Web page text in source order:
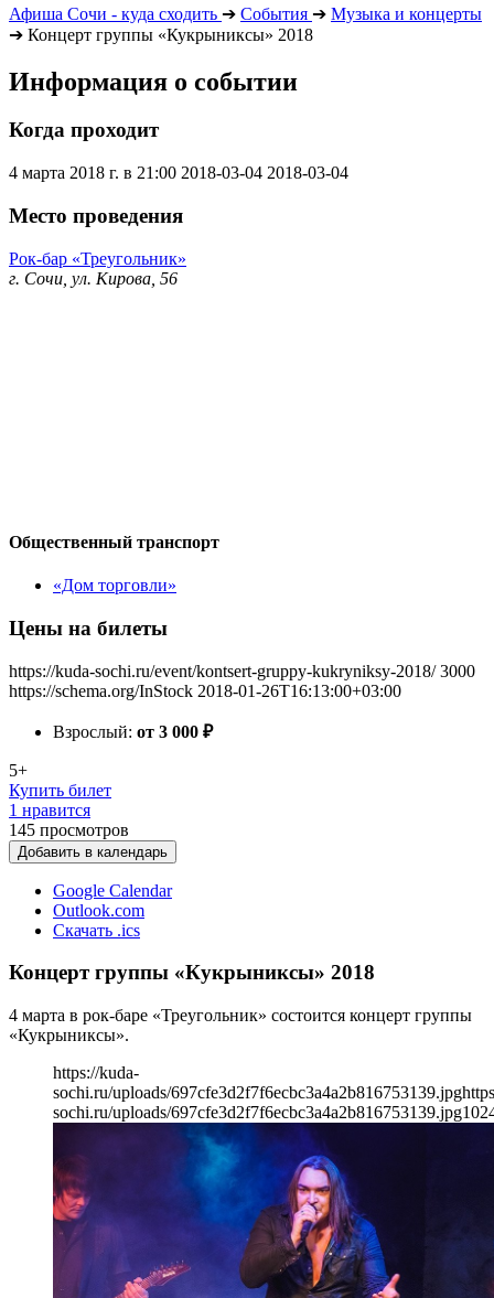
Афиша Сочи - куда сходить ➔ События ➔ Музыка и концерты
➔ Концерт группы «Кукрыниксы» 2018
Информация о событии
Когда проходит
4 марта 2018 г. в 21:00 2018-03-04 2018-03-04
Место проведения
Рок-бар «Треугольник»
г. Сочи, ул. Кирова, 56
Общественный транспорт
«Дом торговли»
Цены на билеты
https://kuda-sochi.ru/event/kontsert-gruppy-kukryniksy-2018/ 3000
https://schema.org/InStock 2018-01-26T16:13:00+03:00
Взрослый: от 3 000 ₽
5+
Купить билет
1 нравится
145 просмотров
Добавить в календарь
Google Calendar
Outlook.com
Скачать .ics
Концерт группы «Кукрыниксы» 2018
4 марта в рок-баре «Треугольник» состоится концерт группы
«Кукрыниксы».
https://kuda-
sochi.ru/uploads/697cfe3d2f7f6ecbc3a4a2b816753139.jpg
sochi.ru/uploads/697cfe3d2f7f6ecbc3a4a2b816753139.jpg